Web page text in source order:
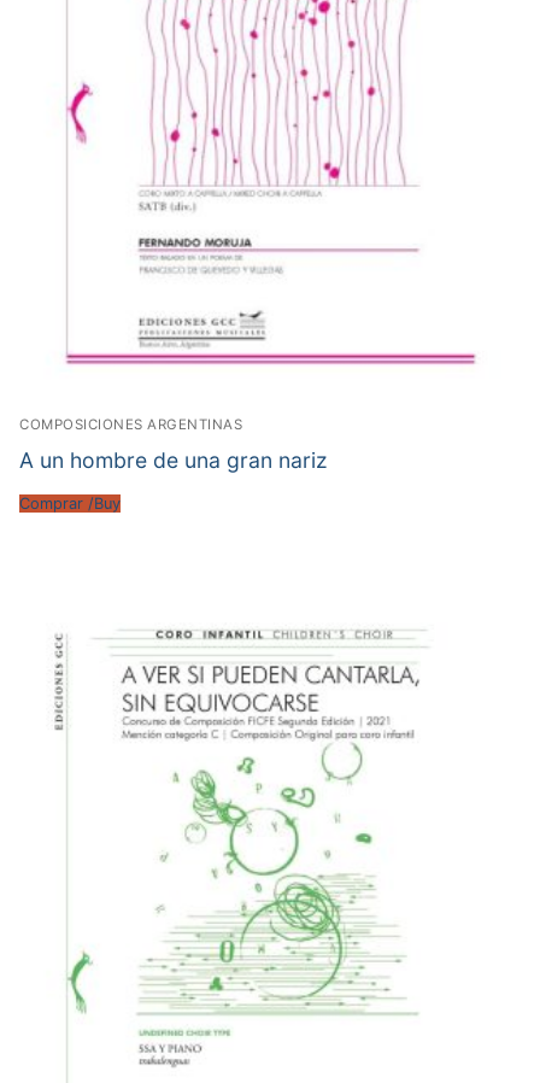
COMPOSICIONES ARGENTINAS
A un hombre de una gran nariz
Comprar /Buy